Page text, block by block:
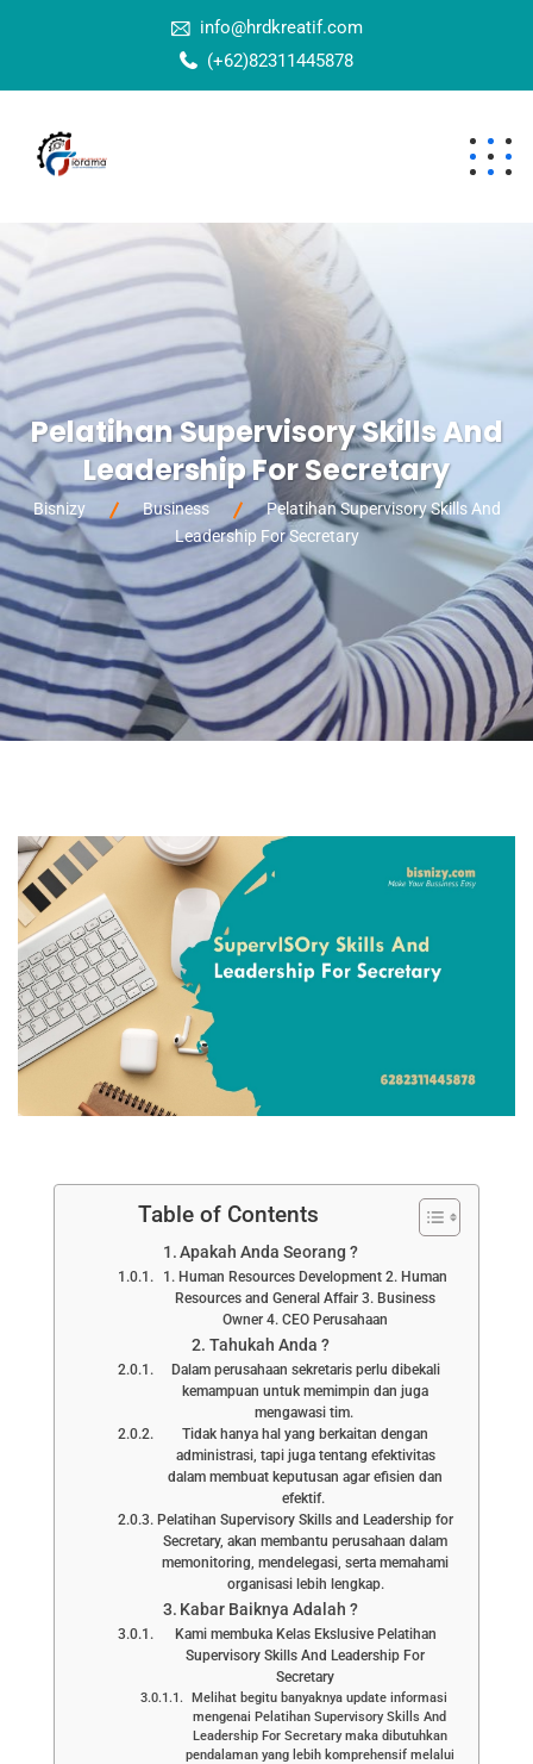
info@hrdkreatif.com
(+62)82311445878
Pelatihan Supervisory Skills And
Leadership For Secretary
Bisnizy Business
Pelatihan Supervisory Skills And
Leadership For Secretary
Table of Contents
Apakah Anda Seorang ?
1. Human Resources Development 2. Human
Resources and General Affair 3. Business
Owner 4. CEO Perusahaan
Tahukah Anda ?
Dalam perusahaan sekretaris perlu dibekali
kemampuan untuk memimpin dan juga
mengawasi tim.
Tidak hanya hal yang berkaitan dengan
administrasi, tapi juga tentang efektivitas
dalam membuat keputusan agar efisien dan
efektif.
Pelatihan Supervisory Skills and Leadership for
Secretary, akan membantu perusahaan dalam
memonitoring, mendelegasi, serta memahami
organisasi lebih lengkap.
Kabar Baiknya Adalah ?
Kami membuka Kelas Ekslusive Pelatihan
Supervisory Skills And Leadership For
Secretary
Melihat begitu banyaknya update informasi
mengenai Pelatihan Supervisory Skills And
Leadership For Secretary maka dibutuhkan
pendalaman yang lebih komprehensif melalui